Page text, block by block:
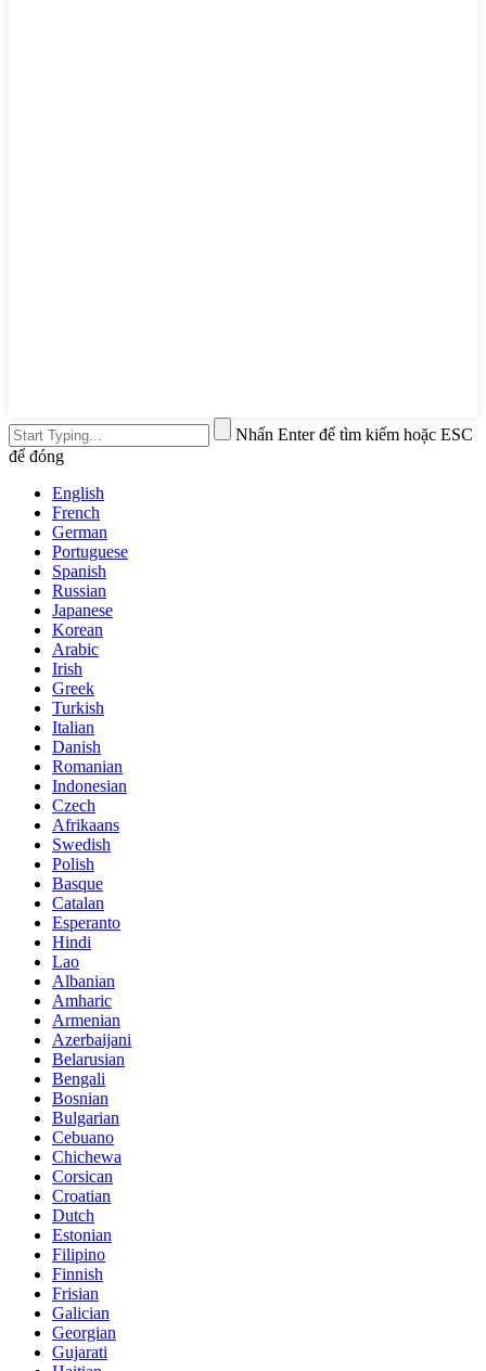
Nhấn Enter để tìm kiếm hoặc ESC
để đóng
English
French
German
Portuguese
Spanish
Russian
Japanese
Korean
Arabic
Irish
Greek
Turkish
Italian
Danish
Romanian
Indonesian
Czech
Afrikaans
Swedish
Polish
Basque
Catalan
Esperanto
Hindi
Lao
Albanian
Amharic
Armenian
Azerbaijani
Belarusian
Bengali
Bosnian
Bulgarian
Cebuano
Chichewa
Corsican
Croatian
Dutch
Estonian
Filipino
Finnish
Frisian
Galician
Georgian
Gujarati